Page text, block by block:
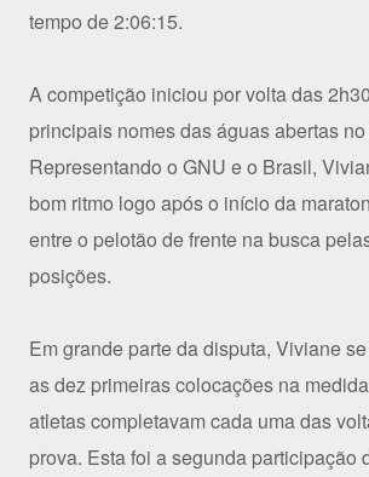
tempo de 2:06:15.
A competição iniciou por volta das
principais nomes das águas abertas
Representando o GNU e o Brasil,
bom ritmo logo após o início da
entre o pelotão de frente na busca
posições.
Em grande parte da disputa, Viviane
as dez primeiras colocações na
atletas completavam cada uma das
prova. Esta foi a segunda participação